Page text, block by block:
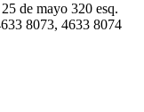
de mayo 320 esq.
8073, 4633 8074